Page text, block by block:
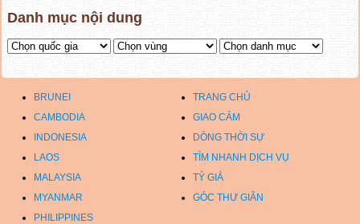
Danh mục nội dung
BRUNEI
TRANG CHỦ
CAMBODIA
GIAO CẢM
INDONESIA
DÒNG THỜI SỰ
LAOS
TÌM NHANH DỊCH VỤ
MALAYSIA
TỶ GIÁ
MYANMAR
GÓC THƯ GIÃN
PHILIPPINES